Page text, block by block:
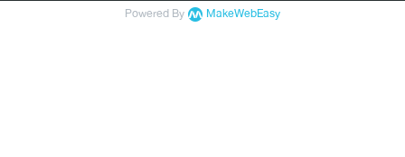
Powered By MakeWebEasy